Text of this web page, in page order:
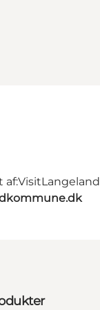
af:VisitLangeland